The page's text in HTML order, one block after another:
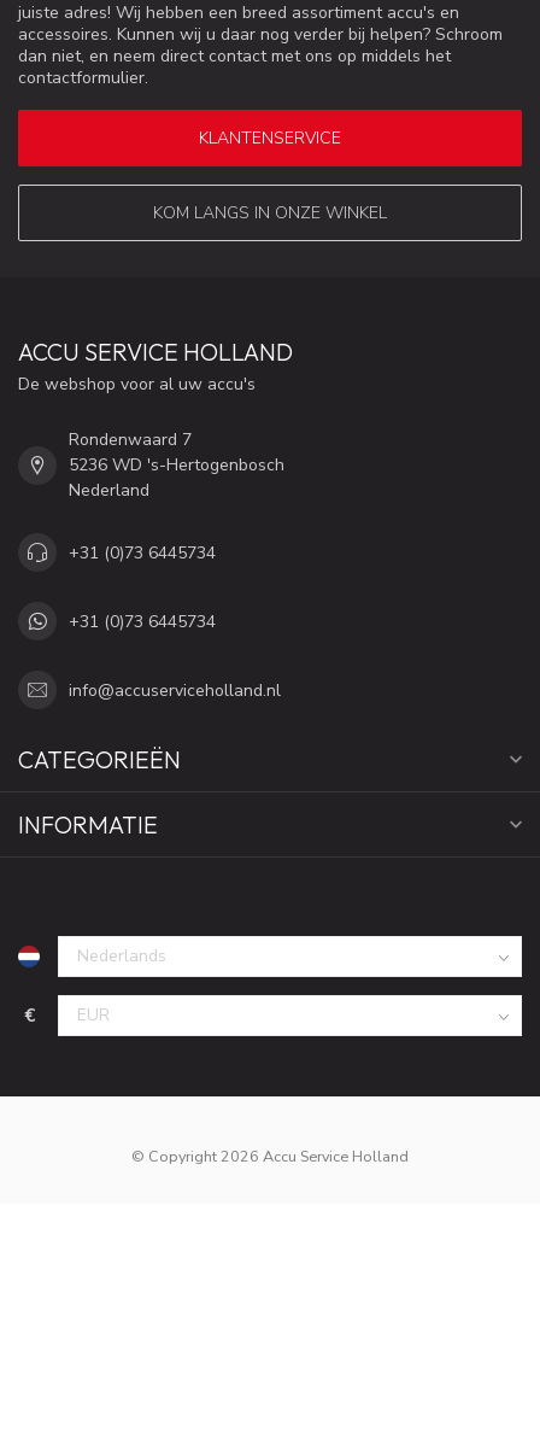
juiste adres! Wij hebben een breed assortiment accu's en
accessoires. Kunnen wij u daar nog verder bij helpen? Schroom
dan niet, en neem direct contact met ons op middels het
contactformulier.
KLANTENSERVICE
KOM LANGS IN ONZE WINKEL
ACCU SERVICE HOLLAND
De webshop voor al uw accu's
Rondenwaard 7
5236 WD 's-Hertogenbosch
Nederland
+31 (0)73 6445734
+31 (0)73 6445734
info@accuserviceholland.nl
CATEGORIEËN
INFORMATIE
€
© Copyright 2026 Accu Service Holland